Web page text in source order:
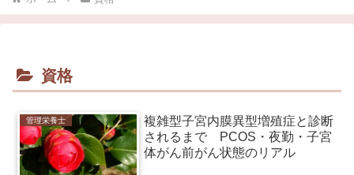
資格
管理栄養士
複雑型子宮内膜異型増殖症と診断
されるまで PCOS・夜勤・子宮
体がん前がん状態のリアル